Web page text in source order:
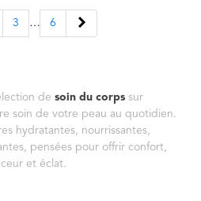
3 … 6
de soin du corps sur
soin de votre peau au quotidien.
hydratantes, nourrissantes,
pensées pour offrir confort,
et éclat.